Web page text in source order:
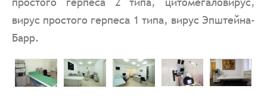
вирус простого герпеса 1 типа, вирус Эпштейна-
Барр.